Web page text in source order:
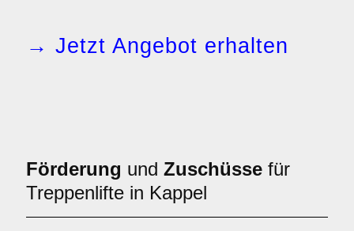
→ Jetzt Angebot erhalten
Förderung und Zuschüsse für
Treppenlifte in Kappel